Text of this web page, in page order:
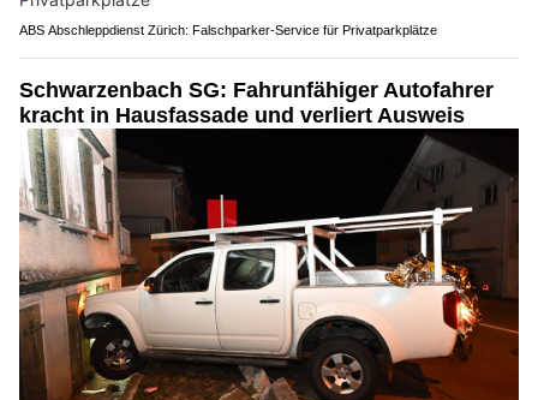
ABS Abschleppdienst Zürich: Falschparker-Service für Privatparkplätze
Schwarzenbach SG: Fahrunfähiger Autofahrer
kracht in Hausfassade und verliert Ausweis